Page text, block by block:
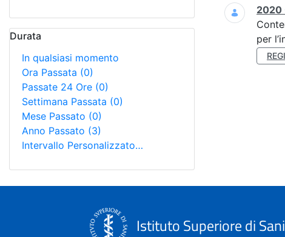
Durata
In qualsiasi momento
Ora Passata (0)
Passate 24 Ore (0)
Settimana Passata (0)
Mese Passato (0)
Anno Passato (3)
Intervallo Personalizzato…
2020
per
Istituto Superiore di